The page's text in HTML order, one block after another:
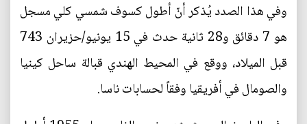
وفي هذا الصدد يُذكر أنّ أطول كسوف شمسي كلي مسجل
هو 7 دقائق و28 ثانية حدث في 15 يونيو/حزيران 743
قبل الميلاد، ووقع في المحيط الهندي قبالة ساحل كينيا
والصومال في أفريقيا وفقاً لحسابات ناسا.